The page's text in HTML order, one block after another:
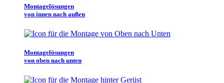
Montagelösungen
von innen nach außen
Montagelösungen
von oben nach unten